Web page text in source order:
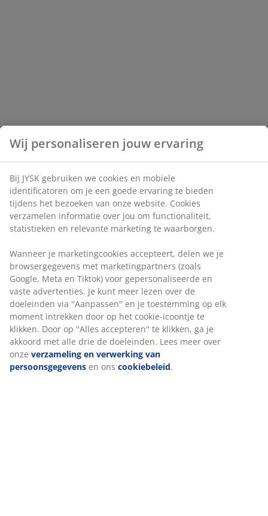
Wij personaliseren jouw ervaring
Bij JYSK gebruiken we cookies en mobiele
identificatoren om je een goede ervaring te bieden
tijdens het bezoeken van onze website. Cookies
verzamelen informatie over jou om functionaliteit,
statistieken en relevante marketing te waarborgen.
Wanneer je marketingcookies accepteert, delen we je
browsergegevens met marketingpartners (zoals
Google, Meta en Tiktok) voor gepersonaliseerde en
vaste advertenties. Je kunt meer lezen over de
doeleinden via ''Aanpassen'' en je toestemming op elk
moment intrekken door op het cookie-icoontje te
klikken. Door op ''Alles accepteren'' te klikken, ga je
akkoord met alle drie de doeleinden. Lees meer over
onze verzameling en verwerking van
persoonsgegevens en ons cookiebeleid.